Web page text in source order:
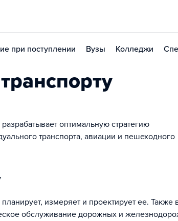
при поступлении Вузы Колледжи
оптимальную стратегию
транспорта, авиации и пешеходного
измеряет и проектирует ее. Также
обслуживание дорожных и